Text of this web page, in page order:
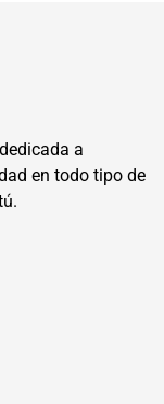
a
en todo tipo de